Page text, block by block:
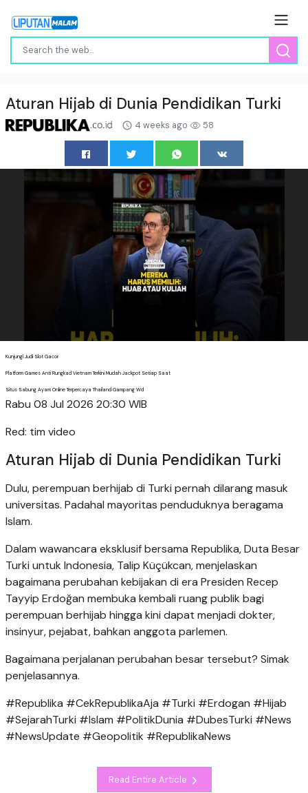
Aturan Hijab di Dunia Pendidikan Turki
4 weeks ago 58
Kunjungi Judi Slot Gacor
Platform Games Anti Rungkad Vietnam Terkini Mudah Jackpot Setiap Saat
Situs Sabung Ayam Online Terpercaya Thailand Gampang Wd
Rabu 08 Jul 2026 20:30 WIB
Red: tim video
Aturan Hijab di Dunia Pendidikan Turki
Dulu, perempuan berhijab di Turki pernah dilarang masuk
universitas. Padahal mayoritas penduduknya beragama
Islam.
Dalam wawancara eksklusif bersama Republika, Duta Besar
Turki untuk Indonesia, Talip Küçükcan, menjelaskan
bagaimana perubahan kebijakan di era Presiden Recep
Tayyip Erdoğan membuka kembali ruang publik bagi
perempuan berhijab hingga kini dapat menjadi dokter,
insinyur, pejabat, bahkan anggota parlemen.
Bagaimana perjalanan perubahan besar tersebut? Simak
penjelasannya.
#Republika #CekRepublikaAja #Turki #Erdogan #Hijab
#SejarahTurki #Islam #PolitikDunia #DubesTurki #News
#NewsUpdate #Geopolitik #RepublikaNews
Read Entire Article